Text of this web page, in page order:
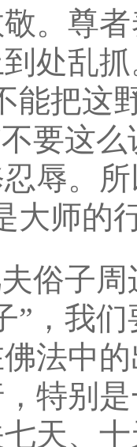
。尊
处乱
能把这
要这
辱。
大师的
俗子
”，我
法中
特别
天、